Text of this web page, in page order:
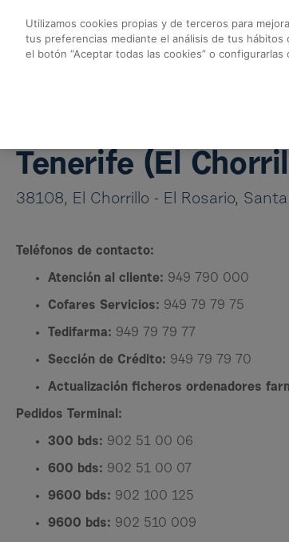
Almacén
Tenerife (El
38108, El Chorrillo - El Rosario,
Teléfonos de contacto:
Atención al cliente: 949 790 000
Cofares Servicios: 949 79 79 75
Tedifarma: 949 79 79 77
Sección de Crédito: 949 79 79 70
Actualización ficheros ordenadores
Pedidos Terminal:
300 bds: 902 51 00 06
600 bds: 902 51 00 07
9600 bds: 902 100 125
9600 bds: 902 510 009
Utilizamos cookies propias y de terceros para
tus preferencias mediante el análisis de tus
el botón “Aceptar todas las cookies” o configurarlas